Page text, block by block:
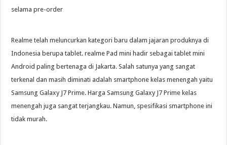
selama pre-order
Realme telah meluncurkan kategori baru dalam jajaran produknya di
Indonesia berupa tablet. realme Pad mini hadir sebagai tablet mini
Android paling bertenaga di Jakarta. Salah satunya yang sangat
terkenal dan masih diminati adalah smartphone kelas menengah yaitu
Samsung Galaxy J7 Prime. Harga Samsung Galaxy J7 Prime kelas
menengah juga sangat terjangkau. Namun, spesifikasi smartphone ini
tidak murah.